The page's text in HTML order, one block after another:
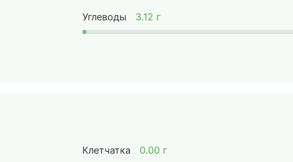
Углеводы 3.12 г
Клетчатка 0.00 г